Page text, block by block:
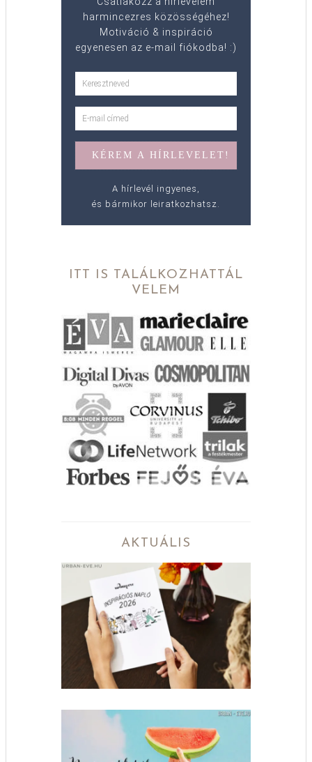
harmincezres közösségéhez!
Motiváció & inspiráció
egyenesen az e-mail fiókodba! :)
A hírlevél ingyenes,
és bármikor leiratkozhatsz.
ITT IS TALÁLKOZHATTÁL
VELEM
AKTUÁLIS